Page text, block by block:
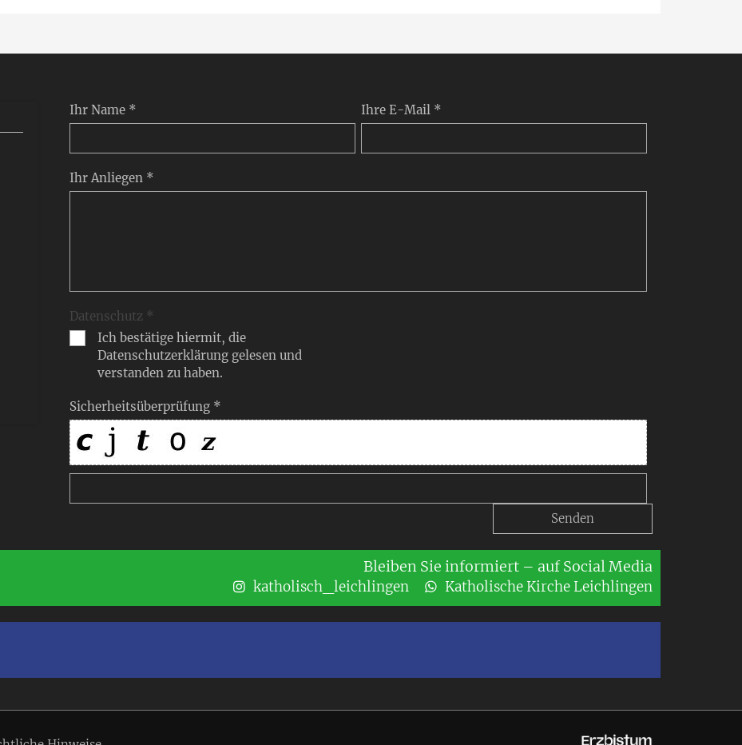
Ihr Name * Ihre E-Mail *
Ihr Anliegen *
Datenschutz *
Ich bestätige hiermit, die
Datenschutzerklärung gelesen und
verstanden zu haben.
Sicherheitsüberprüfung *
Bleiben Sie informiert – auf Social Media
katholisch_leichlingen Katholische Kirche Leichlingen